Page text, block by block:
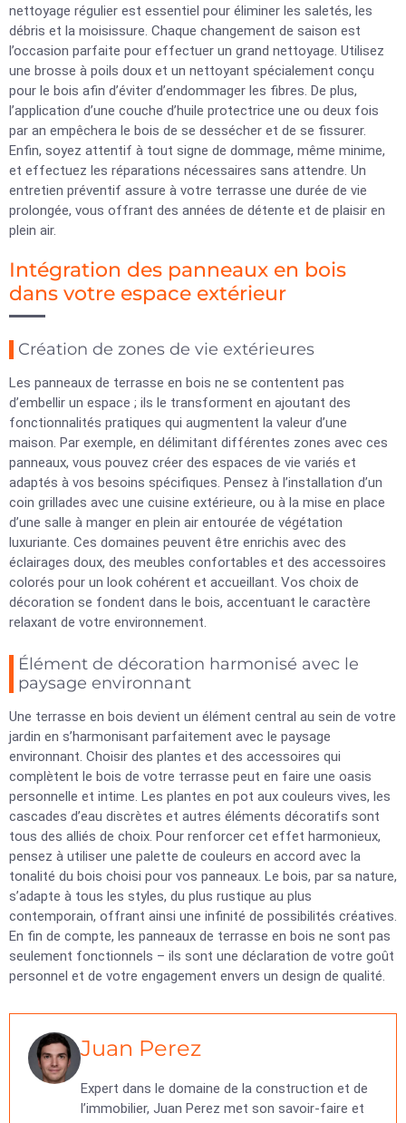
nettoyage régulier est essentiel pour éliminer les saletés, les
débris et la moisissure. Chaque changement de saison est
l’occasion parfaite pour effectuer un grand nettoyage. Utilisez
une brosse à poils doux et un nettoyant spécialement conçu
pour le bois afin d’éviter d’endommager les fibres. De plus,
l’application d’une couche d’huile protectrice une ou deux fois
par an empêchera le bois de se dessécher et de se fissurer.
Enfin, soyez attentif à tout signe de dommage, même minime,
et effectuez les réparations nécessaires sans attendre. Un
entretien préventif assure à votre terrasse une durée de vie
prolongée, vous offrant des années de détente et de plaisir en
plein air.
Intégration des panneaux en bois
dans votre espace extérieur
Création de zones de vie extérieures
Les panneaux de terrasse en bois ne se contentent pas
d’embellir un espace ; ils le transforment en ajoutant des
fonctionnalités pratiques qui augmentent la valeur d’une
maison. Par exemple, en délimitant différentes zones avec ces
panneaux, vous pouvez créer des espaces de vie variés et
adaptés à vos besoins spécifiques. Pensez à l’installation d’un
coin grillades avec une cuisine extérieure, ou à la mise en place
d’une salle à manger en plein air entourée de végétation
luxuriante. Ces domaines peuvent être enrichis avec des
éclairages doux, des meubles confortables et des accessoires
colorés pour un look cohérent et accueillant. Vos choix de
décoration se fondent dans le bois, accentuant le caractère
relaxant de votre environnement.
Élément de décoration harmonisé avec le
paysage environnant
Une terrasse en bois devient un élément central au sein de votre
jardin en s’harmonisant parfaitement avec le paysage
environnant. Choisir des plantes et des accessoires qui
complètent le bois de votre terrasse peut en faire une oasis
personnelle et intime. Les plantes en pot aux couleurs vives, les
cascades d’eau discrètes et autres éléments décoratifs sont
tous des alliés de choix. Pour renforcer cet effet harmonieux,
pensez à utiliser une palette de couleurs en accord avec la
tonalité du bois choisi pour vos panneaux. Le bois, par sa nature,
s’adapte à tous les styles, du plus rustique au plus
contemporain, offrant ainsi une infinité de possibilités créatives.
En fin de compte, les panneaux de terrasse en bois ne sont pas
seulement fonctionnels – ils sont une déclaration de votre goût
personnel et de votre engagement envers un design de qualité.
Juan Perez
Expert dans le domaine de la construction et de
l’immobilier, Juan Perez met son savoir-faire et